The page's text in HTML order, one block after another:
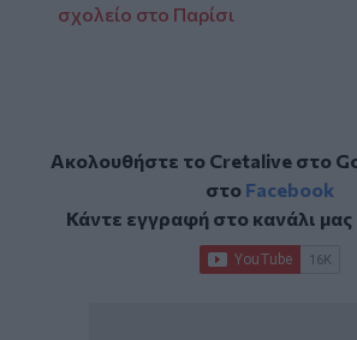
σχολείο στο Παρίσι
Ακολουθήστε το Cretalive στο
στο Facebook
Κάντε εγγραφή στο κανάλι